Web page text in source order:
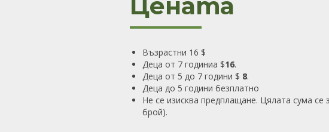
Цената
Възрастни 16 $
Деца от 7 годиниa $16.
Деца от 5 до 7 години $ 8.
Деца до 5 години безплатно
Не се изисква предплащане. Цялата сума
брой).